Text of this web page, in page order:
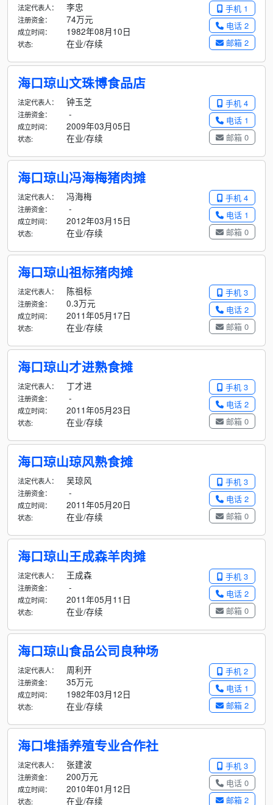
手机 1
电话 2
邮箱 2
法定代表人： 李忠
注册资金： 74万元
成立时间： 1982年08月10日
状态: 在业/存续
海口琼山文珠博食品店
手机 4
电话 1
邮箱 0
法定代表人： 钟玉芝
注册资金： -
成立时间： 2009年03月05日
状态: 在业/存续
海口琼山冯海梅猪肉摊
手机 4
电话 1
邮箱 0
法定代表人： 冯海梅
注册资金： -
成立时间： 2012年03月15日
状态: 在业/存续
海口琼山祖标猪肉摊
手机 3
电话 2
邮箱 0
法定代表人： 陈祖标
注册资金： 0.3万元
成立时间： 2011年05月17日
状态: 在业/存续
海口琼山才进熟食摊
手机 3
电话 2
邮箱 0
法定代表人： 丁才进
注册资金： -
成立时间： 2011年05月23日
状态: 在业/存续
海口琼山琼风熟食摊
手机 3
电话 2
邮箱 0
法定代表人： 吴琼风
注册资金： -
成立时间： 2011年05月20日
状态: 在业/存续
海口琼山王成森羊肉摊
手机 3
电话 2
邮箱 0
法定代表人： 王成森
注册资金： -
成立时间： 2011年05月11日
状态: 在业/存续
海口琼山食品公司良种场
手机 2
电话 1
邮箱 2
法定代表人： 周利开
注册资金： 35万元
成立时间： 1982年03月12日
状态: 在业/存续
海口堆插养殖专业合作社
手机 3
电话 0
邮箱 2
法定代表人： 张建波
注册资金： 200万元
成立时间： 2010年01月12日
状态: 在业/存续